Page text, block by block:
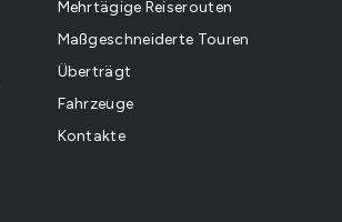
Mehrtägige Reiserouten
Maßgeschneiderte Touren
Überträgt
Fahrzeuge
Kontakte